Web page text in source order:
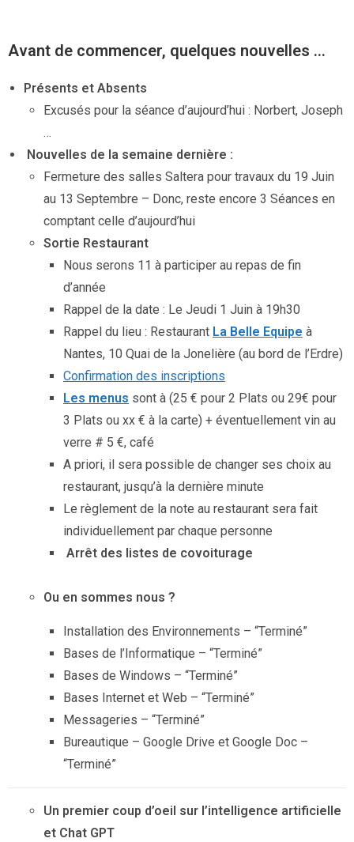
Avant de commencer, quelques nouvelles …
Présents et Absents
Excusés pour la séance d’aujourd’hui : Norbert, Joseph
…
Nouvelles de la semaine dernière :
Fermeture des salles Saltera pour travaux du 19 Juin
au 13 Septembre – Donc, reste encore 3 Séances en
comptant celle d’aujourd’hui
Sortie Restaurant
Nous serons 11 à participer au repas de fin
d’année
Rappel de la date : Le Jeudi 1 Juin à 19h30
Rappel du lieu : Restaurant La Belle Equipe à
Nantes, 10 Quai de la Jonelière (au bord de l’Erdre)
Confirmation des inscriptions
Les menus sont à (25 € pour 2 Plats ou 29€ pour
3 Plats ou xx € à la carte) + éventuellement vin au
verre # 5 €, café
A priori, il sera possible de changer ses choix au
restaurant, jusqu’à la dernière minute
Le règlement de la note au restaurant sera fait
individuellement par chaque personne
Arrêt des listes de covoiturage
Ou en sommes nous ?
Installation des Environnements – “Terminé”
Bases de l’Informatique – “Terminé”
Bases de Windows – “Terminé”
Bases Internet et Web – “Terminé”
Messageries – “Terminé”
Bureautique – Google Drive et Google Doc –
“Terminé”
Un premier coup d’oeil sur l’intelligence artificielle
et Chat GPT